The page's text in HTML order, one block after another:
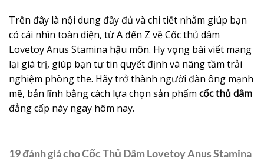
Trên đây là nội dung đầy đủ và chi tiết nhằm giúp bạn
có cái nhìn toàn diện, từ A đến Z về Cốc thủ dâm
Lovetoy Anus Stamina hậu môn. Hy vọng bài viết mang
lại giá trị, giúp bạn tự tin quyết định và nâng tầm trải
nghiệm phòng the. Hãy trở thành người đàn ông mạnh
mẽ, bản lĩnh bằng cách lựa chọn sản phẩm cốc thủ dâm
đẳng cấp này ngay hôm nay.
19 đánh giá choCốc Thủ Dâm Lovetoy Anus Stamina